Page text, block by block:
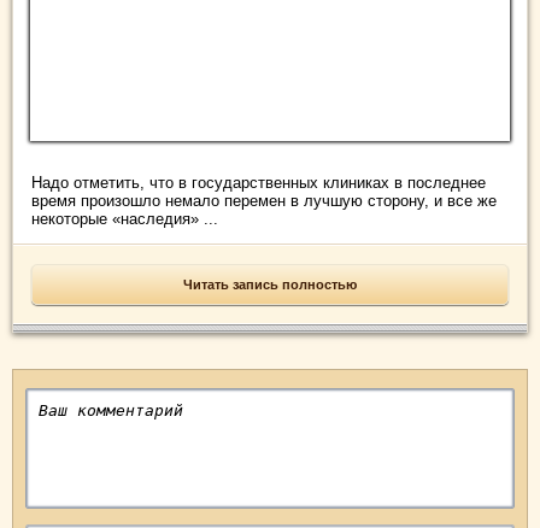
Надо отметить, что в государственных клиниках в последнее
время произошло немало перемен в лучшую сторону, и все же
некоторые «наследия» ...
Читать запись полностью